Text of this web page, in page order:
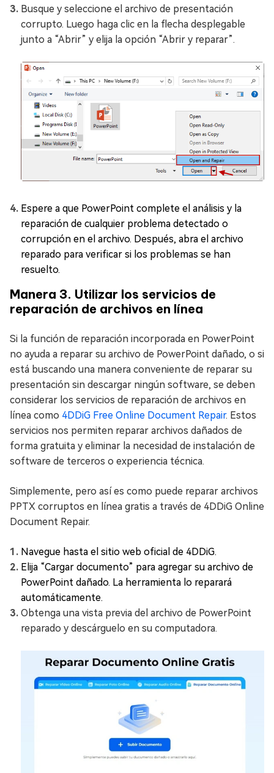
Busque y seleccione el archivo de presentación
corrupto. Luego haga clic en la flecha desplegable
junto a “Abrir” y elija la opción “Abrir y reparar”.
Espere a que PowerPoint complete el análisis y la
reparación de cualquier problema detectado o
corrupción en el archivo. Después, abra el archivo
reparado para verificar si los problemas se han
resuelto.
Manera 3. Utilizar los servicios de
reparación de archivos en línea
Si la función de reparación incorporada en PowerPoint
no ayuda a reparar su archivo de PowerPoint dañado, o si
está buscando una manera conveniente de reparar su
presentación sin descargar ningún software, se deben
considerar los servicios de reparación de archivos en
línea como 4DDiG Free Online Document Repair. Estos
servicios nos permiten reparar archivos dañados de
forma gratuita y eliminar la necesidad de instalación de
software de terceros o experiencia técnica.
Simplemente, pero así es como puede reparar archivos
PPTX corruptos en línea gratis a través de 4DDiG Online
Document Repair.
Navegue hasta el sitio web oficial de 4DDiG.
Elija “Cargar documento” para agregar su archivo de
PowerPoint dañado. La herramienta lo reparará
automáticamente.
Obtenga una vista previa del archivo de PowerPoint
reparado y descárguelo en su computadora.